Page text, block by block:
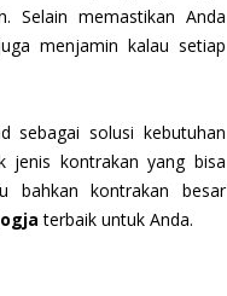
Selain memastikan Anda
menjamin kalau setiap
sebagai solusi kebutuhan
jenis kontrakan yang bisa
bahkan kontrakan besar
terbaik untuk Anda.